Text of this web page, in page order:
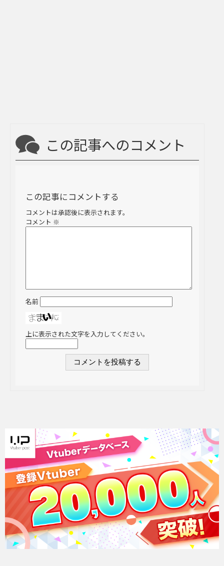
この記事へのコメント
この記事にコメントする
コメントは承認後に表示されます。
コメント ※
名前
上に表示された文字を入力してください。